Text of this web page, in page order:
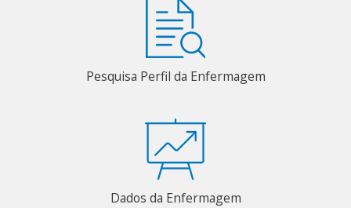
Pesquisa Perfil da Enfermagem
Dados da Enfermagem